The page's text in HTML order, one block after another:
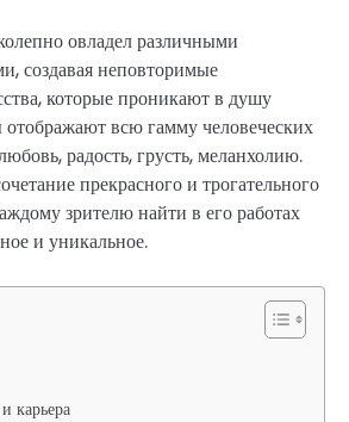
овладел различными
создавая неповторимые
которые проникают в душу
отображают всю гамму человеческих
радость, грусть, меланхолию.
прекрасного и трогательного
зрителю найти в его работах
и уникальное.
карьера